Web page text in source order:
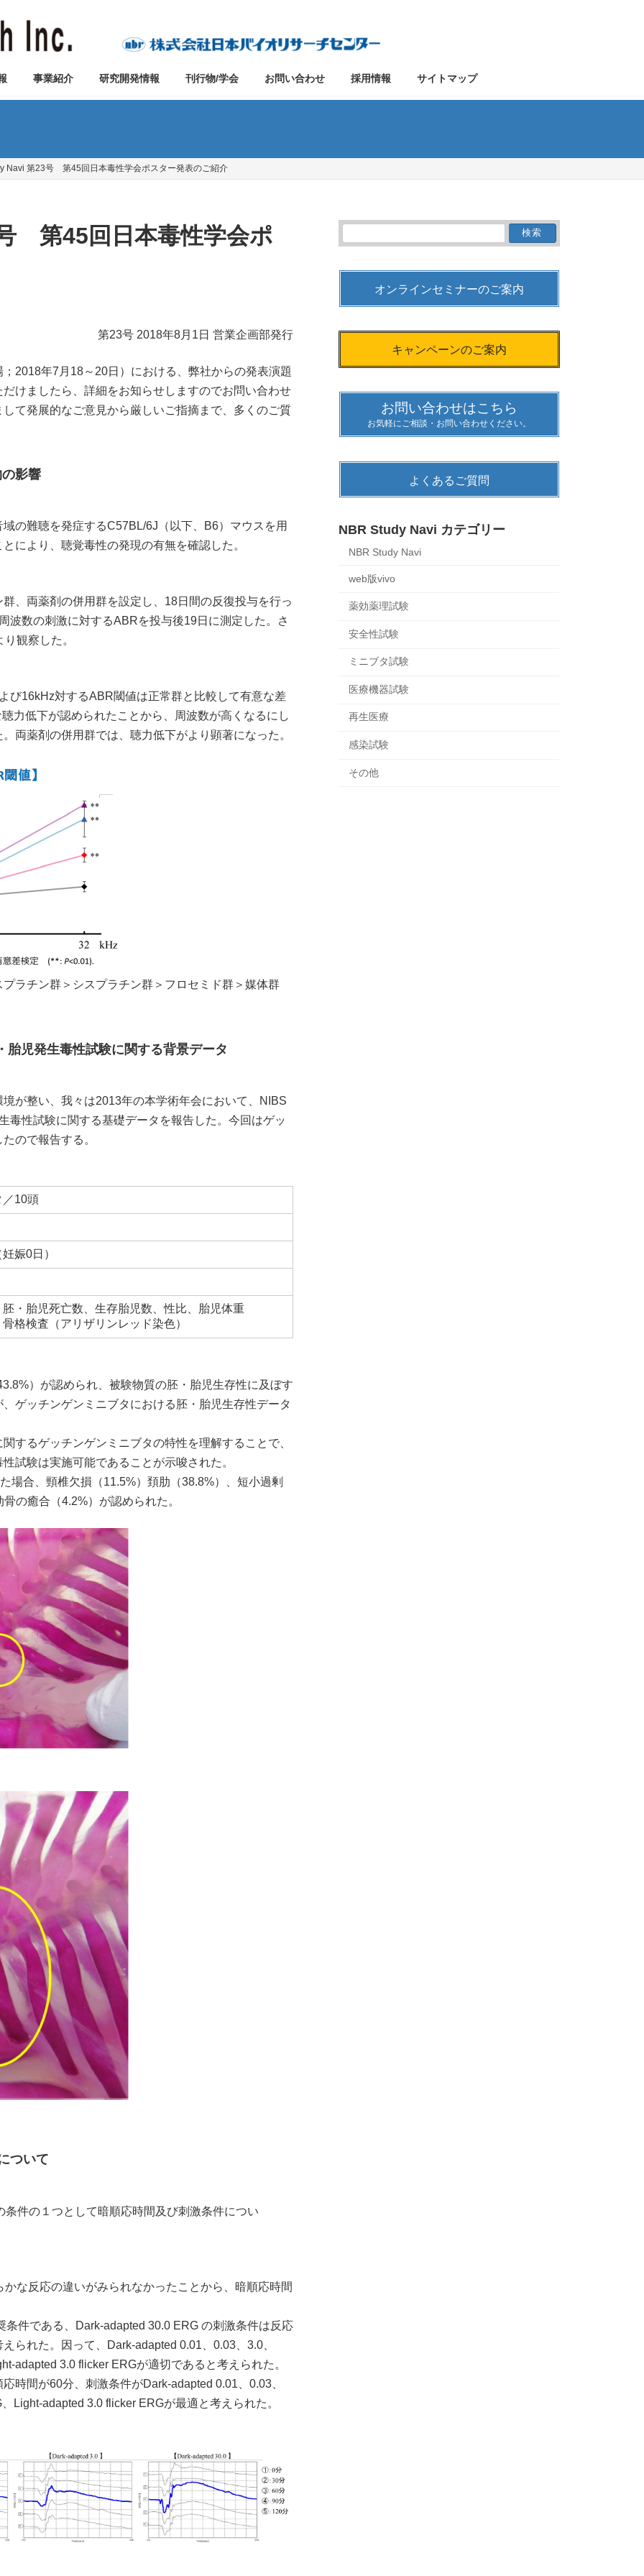
事業紹介 研究開発情報 刊行物/学会 お問い合わせ 採用情報 サイトマップ
Navi 第23号 第45回日本毒性学会ポスター発表のご紹介
第45回日本毒性学会ポ
第23号 2018年8月1日 営業企画部発行
2018年7月18～20日）における、弊社からの発表演題
けましたら、詳細をお知らせしますのでお問い合わせ
て発展的なご意見から厳しいご指摘まで、多くのご質
影響
の難聴を発症するC57BL/6J（以下、B6）マウスを用
により、聴覚毒性の発現の有無を確認した。
、両薬剤の併用群を設定し、18日間の反復投与を行っ
波数の刺激に対するABRを投与後19日に測定した。さ
観察した。
び16kHz対するABR閾値は正常群と比較して有意な差
力低下が認められたことから、周波数が高くなるにし
両薬剤の併用群では、聴力低下がより顕著になった。
ラチン群＞シスプラチン群＞フロセミド群＞媒体群
児発生毒性試験に関する背景データ
が整い、我々は2013年の本学術年会において、NIBS
毒性試験に関する基礎データを報告した。今回はゲッ
ので報告する。
／10頭
娠0日）
・胎児死亡数、生存胎児数、性比、胎児体重
格検査（アリザリンレッド染色）
）が認められ、被験物質の胚・胎児生存性に及ぼす
ゲッチンゲンミニブタにおける胚・胎児生存性データ
するゲッチンゲンミニブタの特性を理解することで、
試験は実施可能であることが示唆された。
場合、頸椎欠損（11.5%）頚肋（38.8%）、短小過剰
の癒合（4.2%）が認められた。
ついて
件の１つとして暗順応時間及び刺激条件につい
な反応の違いがみられなかったことから、暗順応時間
件である、Dark-adapted 30.0 ERG の刺激条件は反応
られた。因って、Dark-adapted 0.01、0.03、3.0、
adapted 3.0 flicker ERGが適切であると考えられた。
時間が60分、刺激条件がDark-adapted 0.01、0.03、
Light-adapted 3.0 flicker ERGが最適と考えられた。
索:
オンラインセミナーのご案内
キャンペーンのご案内
お問い合わせはこちら
お気軽にご相談・お問い合わせください。
よくあるご質問
NBR Study Navi カテゴリー
NBR Study Navi
web版vivo
薬効薬理試験
安全性試験
ミニブタ試験
医療機器試験
再生医療
感染試験
その他